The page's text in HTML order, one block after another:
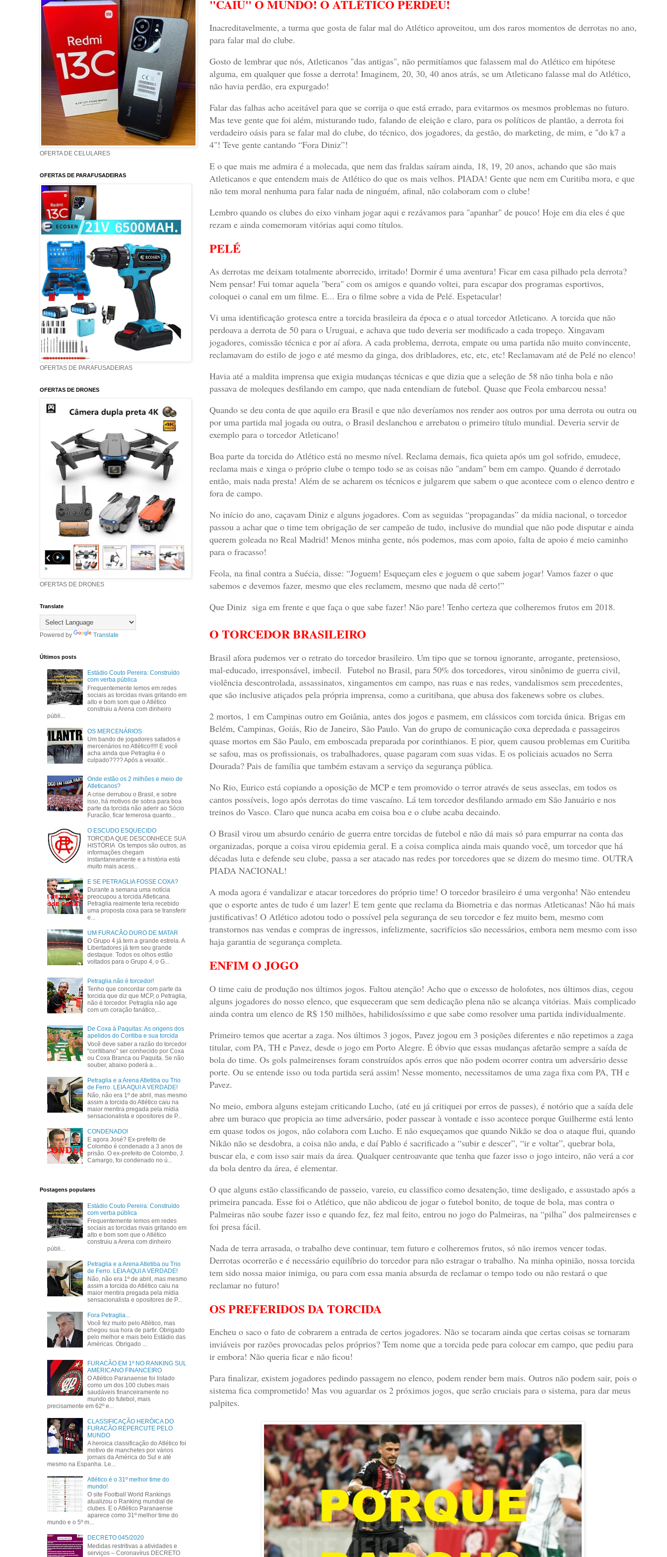
"CAIU" O MUNDO! O ATLÉTICO PERDEU!
Inacreditavelmente, a turma que gosta de falar mal do Atlético aproveitou, um dos raros momentos de derrotas no ano,
para falar mal do clube.
Gosto de lembrar que nós, Atleticanos "das antigas", não permitíamos que falassem mal do Atlético em hipótese
alguma, em qualquer que fosse a derrota! Imaginem, 20, 30, 40 anos atrás, se um Atleticano falasse mal do Atlético,
não havia perdão, era expurgado!
Falar das falhas acho aceitável para que se corrija o que está errado, para evitarmos os mesmos problemas no futuro.
Mas teve gente que foi além, misturando tudo, falando de eleição e claro, para os políticos de plantão, a derrota foi
verdadeiro oásis para se falar mal do clube, do técnico, dos jogadores, da gestão, do marketing, de mim, e "do k7 a
4"! Teve gente cantando “Fora Diniz”!
E o que mais me admira é a molecada, que nem das fraldas saíram ainda, 18, 19, 20 anos, achando que são mais
Atleticanos e que entendem mais de Atlético do que os mais velhos. PIADA! Gente que nem em Curitiba mora, e que
não tem moral nenhuma para falar nada de ninguém, afinal, não colaboram com o clube!
Lembro quando os clubes do eixo vinham jogar aqui e rezávamos para "apanhar" de pouco! Hoje em dia eles é que
rezam e ainda comemoram vitórias aqui como títulos.
PELÉ
As derrotas me deixam totalmente aborrecido, irritado! Dormir é uma aventura! Ficar em casa pilhado pela derrota?
Nem pensar! Fui tomar aquela "bera" com os amigos e quando voltei, para escapar dos programas esportivos,
coloquei o canal em um filme. E... Era o filme sobre a vida de Pelé. Espetacular!
Vi uma identificação grotesca entre a torcida brasileira da época e o atual torcedor Atleticano. A torcida que não
perdoava a derrota de 50 para o Uruguai, e achava que tudo deveria ser modificado a cada tropeço. Xingavam
jogadores, comissão técnica e por aí afora. A cada problema, derrota, empate ou uma partida não muito convincente,
reclamavam do estilo de jogo e até mesmo da ginga, dos dribladores, etc, etc, etc! Reclamavam até de Pelé no elenco!
Havia até a maldita imprensa que exigia mudanças técnicas e que dizia que a seleção de 58 não tinha bola e não
passava de moleques desfilando em campo, que nada entendiam de futebol. Quase que Feola embarcou nessa!
Quando se deu conta de que aquilo era Brasil e que não deveríamos nos render aos outros por uma derrota ou outra ou
por uma partida mal jogada ou outra, o Brasil deslanchou e arrebatou o primeiro título mundial. Deveria servir de
exemplo para o torcedor Atleticano!
Boa parte da torcida do Atlético está no mesmo nível. Reclama demais, fica quieta após um gol sofrido, emudece,
reclama mais e xinga o próprio clube o tempo todo se as coisas não "andam" bem em campo. Quando é derrotado
então, mais nada presta! Além de se acharem os técnicos e julgarem que sabem o que acontece com o elenco dentro e
fora de campo.
No início do ano, caçavam Diniz e alguns jogadores. Com as seguidas “propagandas” da mídia nacional, o torcedor
passou a achar que o time tem obrigação de ser campeão de tudo, inclusive do mundial que não pode disputar e ainda
querem goleada no Real Madrid! Menos minha gente, nós podemos, mas com apoio, falta de apoio é meio caminho
para o fracasso!
Feola, na final contra a Suécia, disse: “Joguem! Esqueçam eles e joguem o que sabem jogar! Vamos fazer o que
sabemos e devemos fazer, mesmo que eles reclamem, mesmo que nada dê certo!”
Que Diniz siga em frente e que faça o que sabe fazer! Não pare! Tenho certeza que colheremos frutos em 2018.
O TORCEDOR BRASILEIRO
Brasil afora pudemos ver o retrato do torcedor brasileiro. Um tipo que se tornou ignorante, arrogante, pretensioso,
mal-educado, irresponsável, imbecil. Futebol no Brasil, para 50% dos torcedores, virou sinônimo de guerra civil,
violência descontrolada, assassinatos, xingamentos em campo, nas ruas e nas redes, vandalismos sem precedentes,
que são inclusive atiçados pela própria imprensa, como a curitibana, que abusa dos fakenews sobre os clubes.
2 mortos, 1 em Campinas outro em Goiânia, antes dos jogos e pasmem, em clássicos com torcida única. Brigas em
Belém, Campinas, Goiás, Rio de Janeiro, São Paulo. Van do grupo de comunicação coxa depredada e passageiros
quase mortos em São Paulo, em emboscada preparada por corinthianos. E pior, quem causou problemas em Curitiba
se safou, mas os profissionais, os trabalhadores, quase pagaram com suas vidas. E os policiais acuados no Serra
Dourada? Pais de família que também estavam a serviço da segurança pública.
No Rio, Eurico está copiando a oposição de MCP e tem promovido o terror através de seus asseclas, em todos os
cantos possíveis, logo após derrotas do time vascaíno. Lá tem torcedor desfilando armado em São Januário e nos
treinos do Vasco. Claro que nunca acaba em coisa boa e o clube acaba decaindo.
O Brasil virou um absurdo cenário de guerra entre torcidas de futebol e não dá mais só para empurrar na conta das
organizadas, porque a coisa virou epidemia geral. E a coisa complica ainda mais quando você, um torcedor que há
décadas luta e defende seu clube, passa a ser atacado nas redes por torcedores que se dizem do mesmo time. OUTRA
PIADA NACIONAL!
A moda agora é vandalizar e atacar torcedores do próprio time! O torcedor brasileiro é uma vergonha! Não entendeu
que o esporte antes de tudo é um lazer! E tem gente que reclama da Biometria e das normas Atleticanas! Não há mais
justificativas! O Atlético adotou todo o possível pela segurança de seu torcedor e fez muito bem, mesmo com
transtornos nas vendas e compras de ingressos, infelizmente, sacrifícios são necessários, embora nem mesmo com isso
haja garantia de segurança completa.
ENFIM O JOGO
O time caiu de produção nos últimos jogos. Faltou atenção! Acho que o excesso de holofotes, nos últimos dias, cegou
alguns jogadores do nosso elenco, que esqueceram que sem dedicação plena não se alcança vitórias. Mais complicado
ainda contra um elenco de R$ 150 milhões, habilidosíssimo e que sabe como resolver uma partida individualmente.
Primeiro temos que acertar a zaga. Nos últimos 3 jogos, Pavez jogou em 3 posições diferentes e não repetimos a zaga
titular, com PA, TH e Pavez, desde o jogo em Porto Alegre. É óbvio que essas mudanças afetarão sempre a saída de
bola do time. Os gols palmeirenses foram construídos após erros que não podem ocorrer contra um adversário desse
porte. Ou se entende isso ou toda partida será assim! Nesse momento, necessitamos de uma zaga fixa com PA, TH e
Pavez.
No meio, embora alguns estejam criticando Lucho, (até eu já critiquei por erros de passes), é notório que a saída dele
abre um buraco que propicia ao time adversário, poder passear à vontade e isso acontece porque Guilherme está lento
em quase todos os jogos, não colabora com Lucho. E não esqueçamos que quando Nikão se doa o ataque flui, quando
Nikão não se desdobra, a coisa não anda, e daí Pablo é sacrificado a “subir e descer”, “ir e voltar”, quebrar bola,
buscar ela, e com isso sair mais da área. Qualquer centroavante que tenha que fazer isso o jogo inteiro, não verá a cor
da bola dentro da área, é elementar.
O que alguns estão classificando de passeio, vareio, eu classifico como desatenção, time desligado, e assustado após a
primeira pancada. Esse foi o Atlético, que não abdicou de jogar o futebol bonito, de toque de bola, mas contra o
Palmeiras não soube fazer isso e quando fez, fez mal feito, entrou no jogo do Palmeiras, na “pilha” dos palmeirenses e
foi presa fácil.
Nada de terra arrasada, o trabalho deve continuar, tem futuro e colheremos frutos, só não iremos vencer todas.
Derrotas ocorrerão e é necessário equilíbrio do torcedor para não estragar o trabalho. Na minha opinião, nossa torcida
tem sido nossa maior inimiga, ou para com essa mania absurda de reclamar o tempo todo ou não restará o que
reclamar no futuro!
OS PREFERIDOS DA TORCIDA
Encheu o saco o fato de cobrarem a entrada de certos jogadores. Não se tocaram ainda que certas coisas se tornaram
inviáveis por razões provocadas pelos próprios? Tem nome que a torcida pede para colocar em campo, que pediu para
ir embora! Não queria ficar e não ficou!
Para finalizar, existem jogadores pedindo passagem no elenco, podem render bem mais. Outros não podem sair, pois o
sistema fica comprometido! Mas vou aguardar os 2 próximos jogos, que serão cruciais para o sistema, para dar meus
palpites.
OFERTA DE CELULARES
OFERTAS DE PARAFUSADEIRAS
OFERTAS DE PARAFUSADEIRAS
OFERTAS DE DRONES
OFERTAS DE DRONES
Translate
Powered by Translate
Últimos posts
Estádio Couto Pereira: Construído
com verba pública
Frequentemente lemos em redes
sociais as torcidas rivais gritando em
alto e bom som que o Atlético
construiu a Arena com dinheiro
públi...
OS MERCENÁRIOS
Um bando de jogadores safados e
mercenários no Atlético!!!!! E você
acha ainda que Petraglia é o
culpado???? Após a vexatór...
Onde estão os 2 milhões e meio de
Atleticanos?
A crise derrubou o Brasil, e sobre
isso, há motivos de sobra para boa
parte da torcida não aderir ao Sócio
Furacão, ficar temerosa quanto...
O ESCUDO ESQUECIDO
TORCIDA QUE DESCONHECE SUA
HISTÓRIA Os tempos são outros, as
informações chegam
instantaneamente e a história está
muito mais acess...
E SE PETRAGLIA FOSSE COXA?
Durante a semana uma notícia
preocupou a torcida Atleticana.
Petraglia realmente teria recebido
uma proposta coxa para se transferir
e...
UM FURACÃO DURO DE MATAR
O Grupo 4 já tem a grande estrela. A
Libertadores já tem seu grande
destaque. Todos os olhos estão
voltados para o Grupo 4, o G...
Petraglia não é torcedor!
Tenho que concordar com parte da
torcida que diz que MCP, o Petraglia,
não é torcedor. Petraglia não age
com um coração fanático,...
De Coxa à Paquitas: As origens dos
apelidos do Coritiba e sua torcida
Você deve saber a razão do torcedor
“coritibano” ser conhecido por Coxa
ou Coxa Branca ou Paquita. Se não
souber, abaixo poderá a...
Petraglia e a Arena Atletiba ou Trio
de Ferro. LEIA AQUI A VERDADE!
Não, não era 1º de abril, mas mesmo
assim a torcida do Atlético caiu na
maior mentira pregada pela mídia
sensacionalista e opositores de P...
CONDENADO!
E agora José? Ex-prefeito de
Colombo é condenado a 3 anos de
prisão. O ex-prefeito de Colombo, J.
Camargo, foi condenado no ú...
Postagens populares
Estádio Couto Pereira: Construído
com verba pública
Frequentemente lemos em redes
sociais as torcidas rivais gritando em
alto e bom som que o Atlético
construiu a Arena com dinheiro
públi...
Petraglia e a Arena Atletiba ou Trio
de Ferro. LEIA AQUI A VERDADE!
Não, não era 1º de abril, mas mesmo
assim a torcida do Atlético caiu na
maior mentira pregada pela mídia
sensacionalista e opositores de P...
Fora Petraglia...
Você fez muito pelo Atlético, mas
chegou sua hora de partir. Obrigado
pelo melhor e mais belo Estádio das
Américas. Obrigado ...
FURACÃO EM 1º NO RANKING SUL
AMERICANO FINANCEIRO
O Atlético Paranaense foi listado
como um dos 100 clubes mais
saudáveis financeiramente no
mundo do futebol, mais
precisamente em 62º e...
CLASSIFICAÇÃO HERÓICA DO
FURACÃO REPERCUTE PELO
MUNDO
A heroica classificação do Atlético foi
motivo de manchetes por vários
jornais da América do Sul e até
mesmo na Espanha. Le...
Atlético é o 31º melhor time do
mundo!
O site Football World Rankings
atualizou o Ranking mundial de
clubes. E o Atlético Paranaense
aparece como 31º melhor time do
mundo e o 5º m...
DECRETO 045/2020
Medidas restritivas a atividades e
serviços – Coronavírus DECRETO